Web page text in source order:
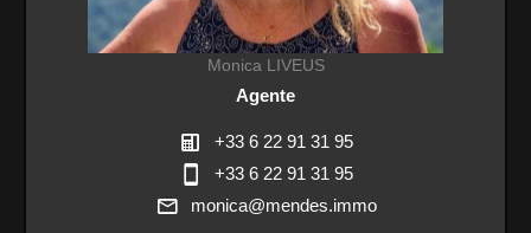
Monica LIVEUS
Agente
+33 6 22 91 31 95
+33 6 22 91 31 95
monica@mendes.immo